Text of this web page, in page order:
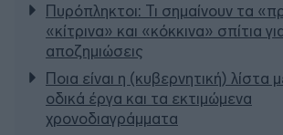
Πυρόπληκτοι: Τι σημαίνουν τα
«κίτρινα» και «κόκκινα» σπίτια
αποζημιώσεις
Ποια είναι η (κυβερνητική) λίστα
οδικά έργα και τα εκτιμώμενα
χρονοδιαγράμματα